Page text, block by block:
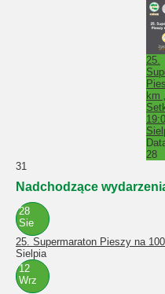
25.
km
28
31
Nadchodzące
28
Sie
25. Supermaraton Pieszy na
Sielpia
12
Wrz